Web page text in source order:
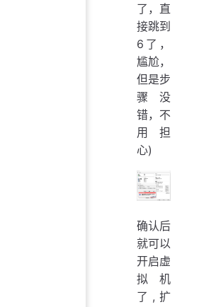
了，直
接跳到
6了，
尴尬，
但是步
骤没
错，不
用担
心)
确认后
就可以
开启虚
拟机
了,扩